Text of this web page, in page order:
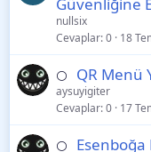
Güvenliğine
nullsix
Cevaplar 0 18
⚪ QR Menü
aysuyigiter
Cevaplar 0 17
⚪ Esenboğa